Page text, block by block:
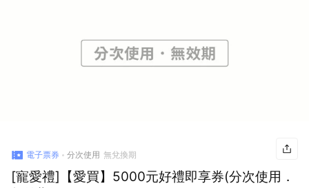
電子票券 分次使用 無兌換期
[寵愛禮]【愛買】5000元好禮即享券(分次使用．